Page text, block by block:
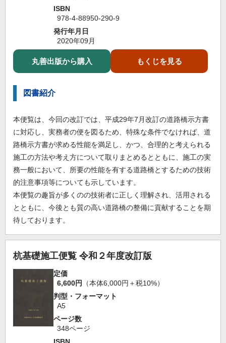
ISBN
978-4-88950-290-9
発行年月日
2020年09月
丸善出版から購入 もくじを見る
図書紹介
本便覧は、今回の改訂では、平成29年7月改訂の道路橋示方書
に対応し、実務者の便を図るため、特殊な条件でなければ、道
路橋示方書が求める性能を満足し、かつ、合理的と考えられる
施工の方法や考え方について取りまとめるとともに、施工の実
務一般において、所要の性能を有する道路橋とするための技術
的注意事項等についても示しています。
本便覧の趣旨が多くのの技術者に正しく理解され、活用される
とともに、今後とも質の高い道路橋の整備に貢献することを期
待しております。
杭基礎施工便覧 令和２年度改訂版
定価
6,600円
（本体6,000円＋税10%）
判型・フォーマット
A5
ページ数
348ページ